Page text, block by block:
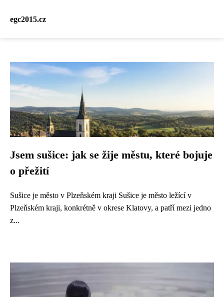
egc2015.cz
Jsem sušice: jak se žije městu, které bojuje
o přežití
Sušice je město v Plzeňském kraji Sušice je město ležící v
Plzeňském kraji, konkrétně v okrese Klatovy, a patří mezi jedno
z...